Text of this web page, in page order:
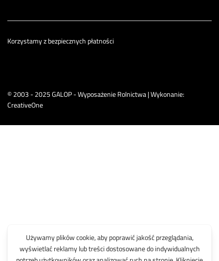
© 2003 - 2025 GALOP - Wyposażenie Rolnictwa | Wykonanie:
CreativeOne
Korzystamy z bezpiecznych płatności